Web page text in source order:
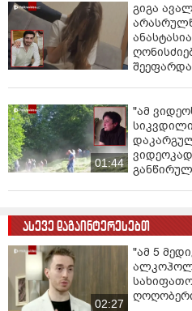
გიგა
შეეფარდა
01:44
"ამ
ასევე დაგაინტერესებთ
02:27
"ამ 5